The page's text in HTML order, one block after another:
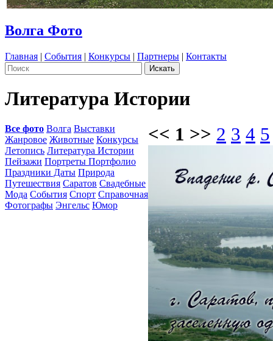
Волга Фото
Главная | События | Конкурсы | Партнеры | Контакты
Литература Истории
Все фото Волга Выставки
Жанровое Животные Конкурсы
Летопись Литература Истории
Пейзажи Портреты Портфолио
Праздники Даты Природа
Путешествия Саратов Свадебные
Мода События Спорт Справочная
Фотографы Энгельс Юмор
<< 1 >> 2 3 4 5